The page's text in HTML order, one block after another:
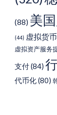
(88) 美
(44) 虚拟货
虚拟资产服务
支付(84)
代币化(80)